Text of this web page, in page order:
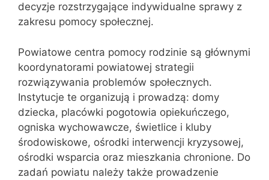
decyzje rozstrzygające indywidualne sprawy z
zakresu pomocy społecznej.
Powiatowe centra pomocy rodzinie są głównymi
koordynatorami powiatowej strategii
rozwiązywania problemów społecznych.
Instytucje te organizują i prowadzą: domy
dziecka, placówki pogotowia opiekuńczego,
ogniska wychowawcze, świetlice i kluby
środowiskowe, ośrodki interwencji kryzysowej,
ośrodki wsparcia oraz mieszkania chronione. Do
zadań powiatu należy także prowadzenie